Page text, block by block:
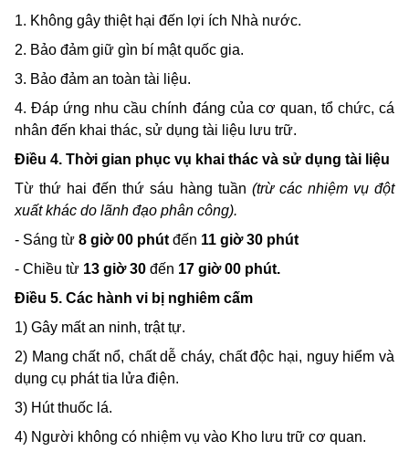
1. Không gây thiệt hại đến lợi ích Nhà nước.
2. Bảo đảm giữ gìn bí mật quốc gia.
3. Bảo đảm an toàn tài liệu.
4. Đáp ứng nhu cầu chính đáng của cơ quan, tổ chức, cá
nhân đến khai thác, sử dụng tài liệu lưu trữ.
Điều 4. Thời gian phục vụ khai thác và sử dụng tài liệu
Từ thứ hai đến thứ sáu hàng tuần (trừ các nhiệm vụ đột
xuất khác do lãnh đạo phân công).
- Sáng từ 8 giờ 00 phút đến 11 giờ 30 phút
- Chiều từ 13 giờ 30 đến 17 giờ 00 phút.
Điều 5. Các hành vi bị nghiêm cấm
1) Gây mất an ninh, trật tự.
2) Mang chất nổ, chất dễ cháy, chất độc hại, nguy hiểm và
dụng cụ phát tia lửa điện.
3) Hút thuốc lá.
4) Người không có nhiệm vụ vào Kho lưu trữ cơ quan.